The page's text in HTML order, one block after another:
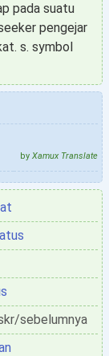
pada suatu
pengejar
s. symbol
by Xamux Translate
sebelumnya